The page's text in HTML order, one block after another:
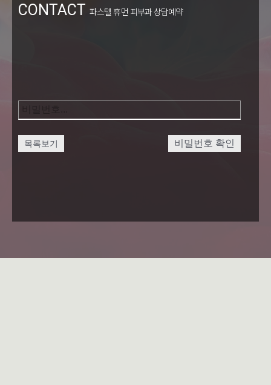
CONTACT 파스텔 휴먼 피부과 상담예약
목록보기 비밀번호 확인